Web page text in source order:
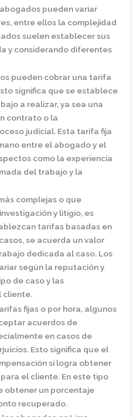
pueden variar
entre ellos la complejidad
suelen establecer sus
y considerando diferentes
pueden cobrar una tarifa
significa que se establece
a realizar, ya sea una
contrato o la
judicial. Esta tarifa fija
entre el abogado y el
como la experiencia
del trabajo y la
complejas o que
y litigio, es
tarifas basadas en
se acuerda un valor
dedicada al caso. Los
según la reputación y
de caso y las
cliente.
fijas o por hora, algunos
acuerdos de
en casos de
Esto significa que el
si logra obtener
el cliente. En este tipo
obtener un porcentaje
recuperado.